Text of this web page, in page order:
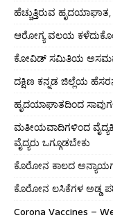
ಹೆಚ್ಚುತ್ತಿರುವ
ಆರೋಗ್ಯ ವಲಯ
ಕೋವಿಡ್ ಸಮಿತಿಯ
ದಕ್ಷಿಣ ಕನ್ನಡ ಜಿಲ್ಲೆಯ
ಹೃದಯಾಘಾತದಿಂದ
ಮತೀಯವಾದಿಗಳಿಂದ
ವೈದ್ಯರು ಒಗ್ಗೂಡಬೇಕು
ಕೊರೋನ ಕಾಲದ
ಕೊರೋನ ಲಸಿಕೆಗಳ ಅಡ್ಡ
Corona Vaccines –